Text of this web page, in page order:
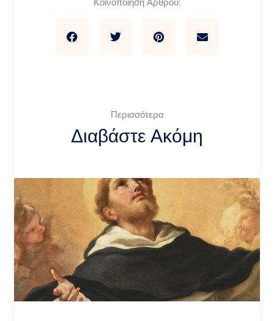
Περισσότερα
Διαβάστε Ακόμη